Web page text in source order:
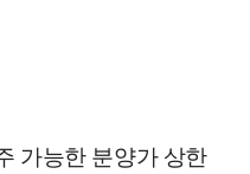
가능한 분양가 상한